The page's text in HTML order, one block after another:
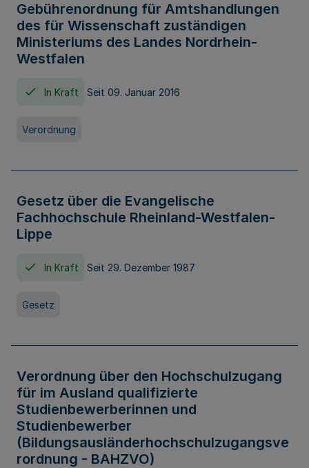
Gebührenordnung für Amtshandlungen
des für Wissenschaft zuständigen
Ministeriums des Landes Nordrhein-
Westfalen
In Kraft Seit 09. Januar 2016
Verordnung
Gesetz über die Evangelische
Fachhochschule Rheinland-Westfalen-
Lippe
In Kraft Seit 29. Dezember 1987
Gesetz
Verordnung über den Hochschulzugang
für im Ausland qualifizierte
Studienbewerberinnen und
Studienbewerber
(Bildungsausländerhochschulzugangsve
rordnung - BAHZVO)